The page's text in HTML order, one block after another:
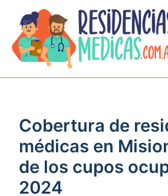
contenido
Cobertura de
médicas en
de los cupos
2024